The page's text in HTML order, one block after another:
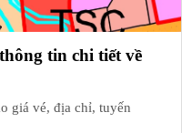
tin chi tiết về
giá vé, địa chỉ, tuyến